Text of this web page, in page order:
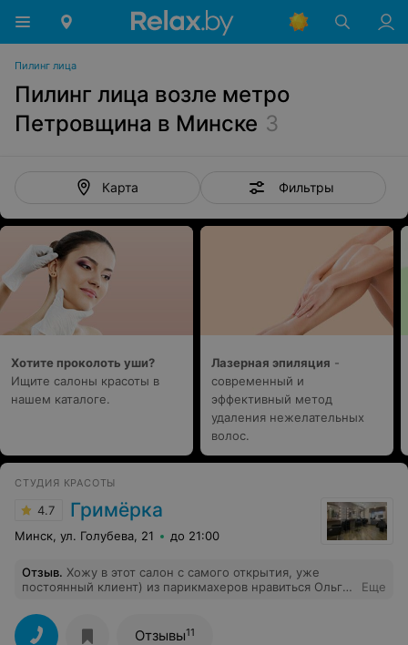
Пилинг лица
Пилинг лица возле метро
Петровщина в Минске 3
Карта Фильтры
Хотите проколоть уши?
Ищите салоны красоты в
нашем каталоге.
Лазерная эпиляция -
современный и
эффективный метод
удаления нежелательных
волос.
СТУДИЯ КРАСОТЫ
4.7 Гримёрка
Минск, ул. Голубева, 21 до 21:00
Отзыв. Хожу в этот салон с самого открытия, уже
постоянный клиент) из парикмахеров нравиться Ольга,
ней и так не записаться))) все нравиться, я там как
дома!!!
Еще
Отзывы11